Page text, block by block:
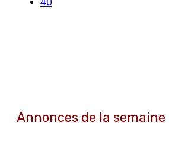
Annonces de la semaine